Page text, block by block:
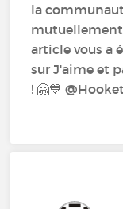
la
article vous a
sur J'aime et
! 🤗💙